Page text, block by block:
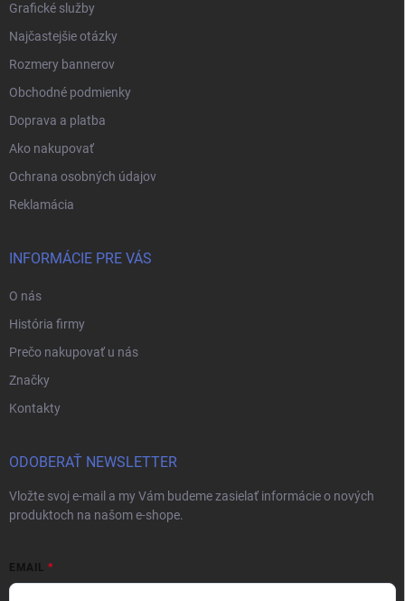
Grafické služby
Najčastejšie otázky
Rozmery bannerov
Obchodné podmienky
Doprava a platba
Ako nakupovať
Ochrana osobných údajov
Reklamácia
INFORMÁCIE PRE VÁS
O nás
História firmy
Prečo nakupovať u nás
Značky
Kontakty
ODOBERAŤ NEWSLETTER
Vložte svoj e-mail a my Vám budeme zasielať informácie o nových
produktoch na našom e-shope.
EMAIL